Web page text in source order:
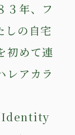
３年、フ
しの自宅
初めて連
レアカラ